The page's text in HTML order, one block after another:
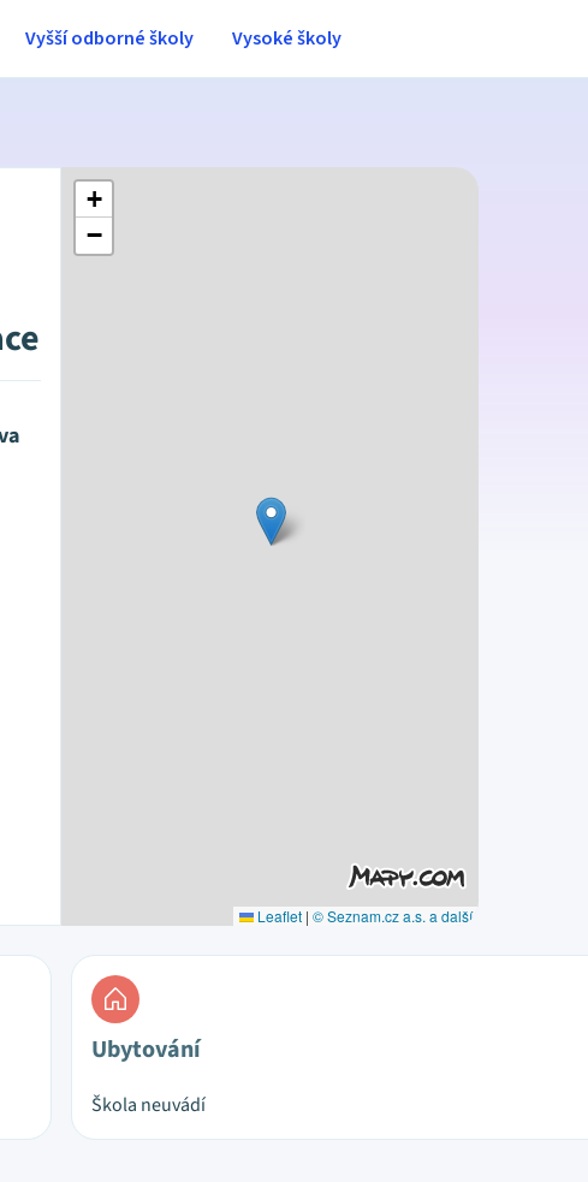
Vyšší odborné školy Vysoké školy
+
−
Leaflet | © Seznam.cz a.s. a další
Ubytování
Škola neuvádí